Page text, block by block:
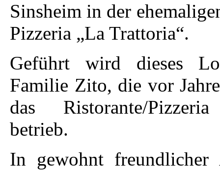
Sinsheim in der
Pizzeria „La Trattoria“.
Geführt wird dieses
Familie Zito, die vor
das Ristorante/
betrieb.
In gewohnt